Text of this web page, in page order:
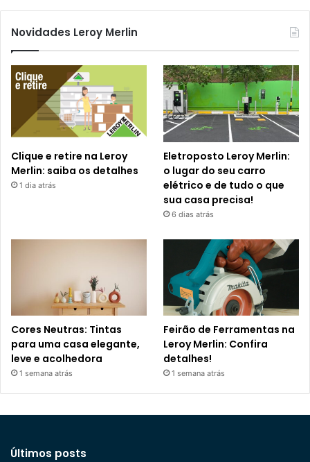
Novidades Leroy Merlin
Clique e retire na Leroy
Merlin: saiba os detalhes
1 dia atrás
Eletroposto Leroy Merlin:
o lugar do seu carro
elétrico e de tudo o que
sua casa precisa!
6 dias atrás
Cores Neutras: Tintas
para uma casa elegante,
leve e acolhedora
1 semana atrás
Feirão de Ferramentas na
Leroy Merlin: Confira
detalhes!
1 semana atrás
Últimos posts